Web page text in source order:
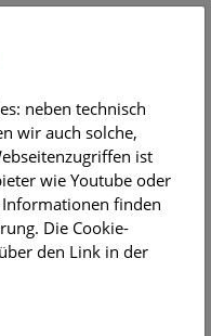
EN
– 16:00 Uhr |
neben technisch
wir auch solche,
ist
wie Youtube oder
Informationen finden
Die Cookie-
den Link in der